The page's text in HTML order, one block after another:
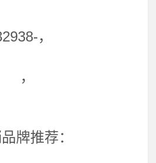
，
，
牌推荐：